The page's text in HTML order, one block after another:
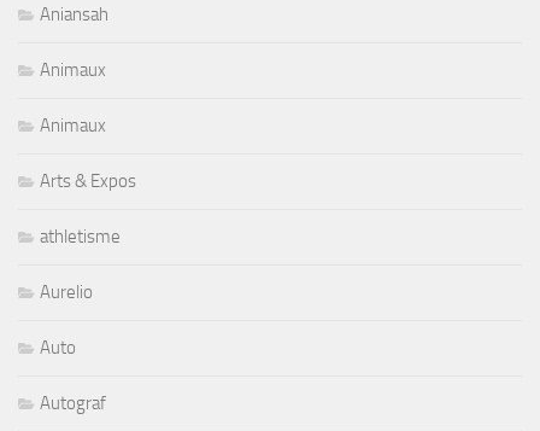
Aniansah
Animaux
Animaux
Arts & Expos
athletisme
Aurelio
Auto
Autograf